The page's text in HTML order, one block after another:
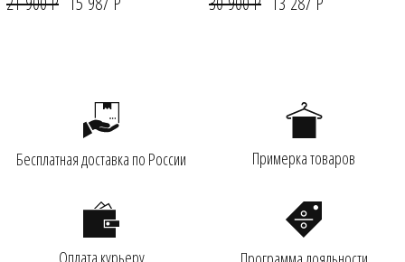
Бесплатная доставка по России Примерка товаров
Оплата курьеру